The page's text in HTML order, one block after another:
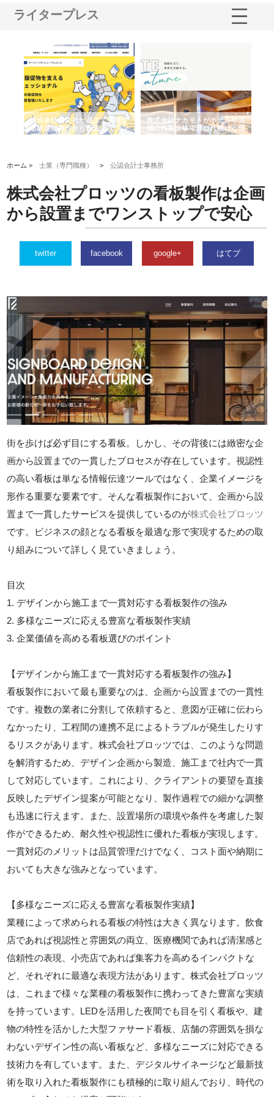
ライタープレス
株式会社耕文社が品川で実現す
る販促物製作から配送までワン
ストップ対応
株式会社ナカモトがホテルや店
舗の内装改修で選ばれ続ける理
由
ホーム >士業（専門職種） >公認会計士事務所
株式会社プロッツの看板製作は企画
から設置までワンストップで安心
twitter facebook google+ はてブ
街を歩けば必ず目にする看板。しかし、その背後には緻密な企
画から設置までの一貫したプロセスが存在しています。視認性
の高い看板は単なる情報伝達ツールではなく、企業イメージを
形作る重要な要素です。そんな看板製作において、企画から設
置まで一貫したサービスを提供しているのが株式会社プロッツ
です。ビジネスの顔となる看板を最適な形で実現するための取
り組みについて詳しく見ていきましょう。
目次
1. デザインから施工まで一貫対応する看板製作の強み
2. 多様なニーズに応える豊富な看板製作実績
3. 企業価値を高める看板選びのポイント
【デザインから施工まで一貫対応する看板製作の強み】
看板製作において最も重要なのは、企画から設置までの一貫性
です。複数の業者に分割して依頼すると、意図が正確に伝わら
なかったり、工程間の連携不足によるトラブルが発生したりす
るリスクがあります。株式会社プロッツでは、このような問題
を解消するため、デザイン企画から製造、施工まで社内で一貫
して対応しています。これにより、クライアントの要望を直接
反映したデザイン提案が可能となり、製作過程での細かな調整
も迅速に行えます。また、設置場所の環境や条件を考慮した製
作ができるため、耐久性や視認性に優れた看板が実現します。
一貫対応のメリットは品質管理だけでなく、コスト面や納期に
おいても大きな強みとなっています。
【多様なニーズに応える豊富な看板製作実績】
業種によって求められる看板の特性は大きく異なります。飲食
店であれば視認性と雰囲気の両立、医療機関であれば清潔感と
信頼性の表現、小売店であれば集客力を高めるインパクトな
ど、それぞれに最適な表現方法があります。株式会社プロッツ
は、これまで様々な業種の看板製作に携わってきた豊富な実績
を持っています。LEDを活用した夜間でも目を引く看板や、建
物の特性を活かした大型ファサード看板、店舗の雰囲気を損な
わないデザイン性の高い看板など、多様なニーズに対応できる
技術力を有しています。また、デジタルサイネージなど最新技
術を取り入れた看板製作にも積極的に取り組んでおり、時代の